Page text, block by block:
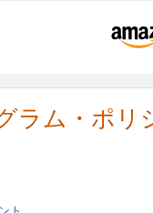
ラム・ポリ